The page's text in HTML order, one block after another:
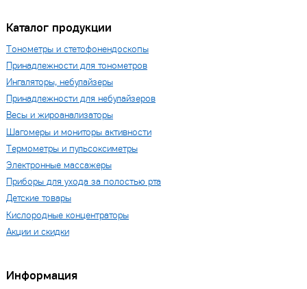
Каталог продукции
Тонометры и стетофонендоскопы
Принадлежности для тонометров
Ингаляторы, небулайзеры
Принадлежности для небулайзеров
Весы и жироанализаторы
Шагомеры и мониторы активности
Термометры и пульсоксиметры
Электронные массажеры
Приборы для ухода за полостью рта
Детские товары
Кислородные концентраторы
Акции и скидки
Информация